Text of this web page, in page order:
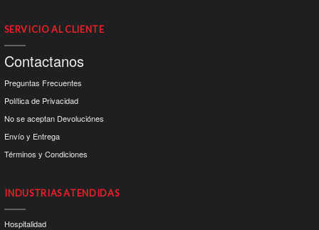
SERVICIO AL CLIENTE
Contactanos
Preguntas Frecuentes
Política de Privacidad
No se aceptan Devoluciónes
Envío y Entrega
Términos y Condiciones
INDUSTRIAS ATENDIDAS
Hospitalidad